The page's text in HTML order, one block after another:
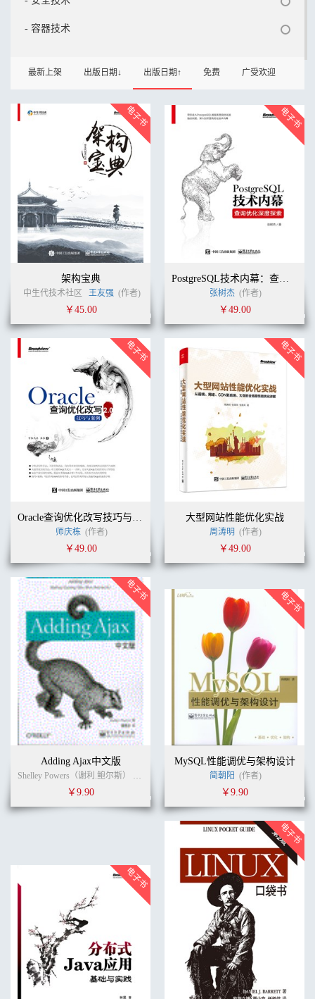
- 容器技术
最新上架 出版日期↓ 出版日期↑ 免费 广受欢迎
架构宝典
中生代技术社区 王友强 (作者)
￥45.00
PostgreSQL技术内幕：查询优化深度探索
张树杰 (作者)
￥49.00
Oracle查询优化改写技巧与案例2.0
师庆栋 (作者)
￥49.00
大型网站性能优化实战
周涛明 (作者)
￥49.00
Adding Ajax中文版
Shelley Powers（谢利.鲍尔斯） (作者) 李秀忠 (译者)
￥9.90
MySQL性能调优与架构设计
简朝阳 (作者)
￥9.90